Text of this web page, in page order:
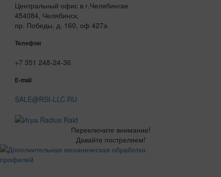
Центральный офис в г.Челябинске
454084, Челябинск,
пр. Победы, д. 160, оф 427а
Телефон
+7 351 248-24-36
E-mail
SALE@RSI-LLC.RU
Переключите внимание!
Давайте постреляем!